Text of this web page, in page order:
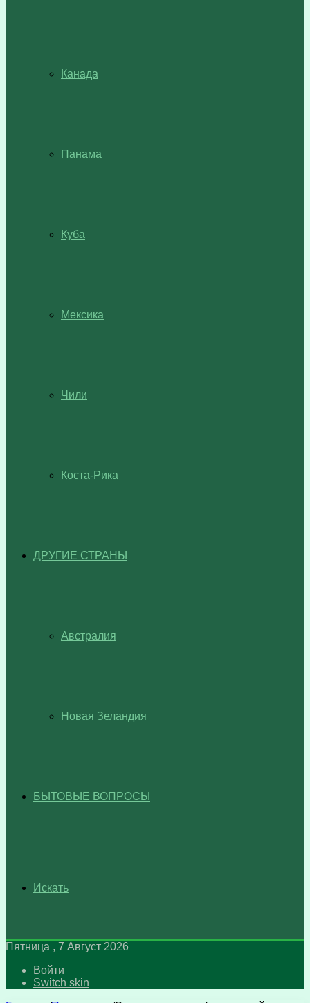
Канада
Панама
Куба
Мексика
Чили
Коста-Рика
ДРУГИЕ СТРАНЫ
Австралия
Новая Зеландия
БЫТОВЫЕ ВОПРОСЫ
Искать
Пятница , 7 Август 2026
Войти
Switch skin